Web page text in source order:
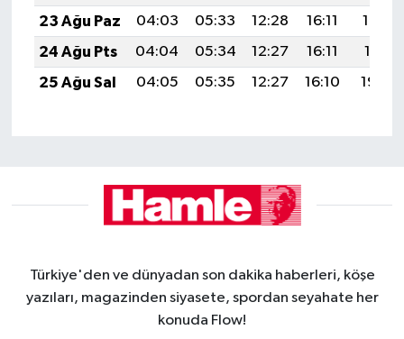
23 Ağu Paz
04:03 05:33 12:28 16:11
19:12
24 Ağu Pts
04:04 05:34 12:27 16:11
19:11
25 Ağu Sal
04:05 05:35 12:27 16:10 19:09
Türkiye'den ve dünyadan son dakika haberleri, köşe
yazıları, magazinden siyasete, spordan seyahate her
konuda Flow!